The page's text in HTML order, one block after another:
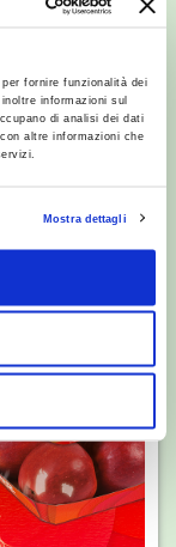
fornire funzionalità dei
informazioni sul
di analisi dei dati
altre informazioni che
Mostra dettagli